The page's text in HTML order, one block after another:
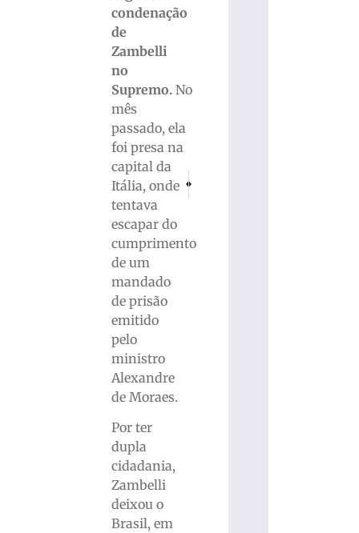
condenação
de
Zambelli
no
Supremo. No
mês
passado, ela
foi presa na
capital da
Itália, onde
tentava
escapar do
cumprimento
de um
mandado
de prisão
emitido
pelo
ministro
Alexandre
de Moraes.
Por ter
dupla
cidadania,
Zambelli
deixou o
Brasil, em
PRÓXIMO
Brusque sedia a primeira etapa da Liga SC